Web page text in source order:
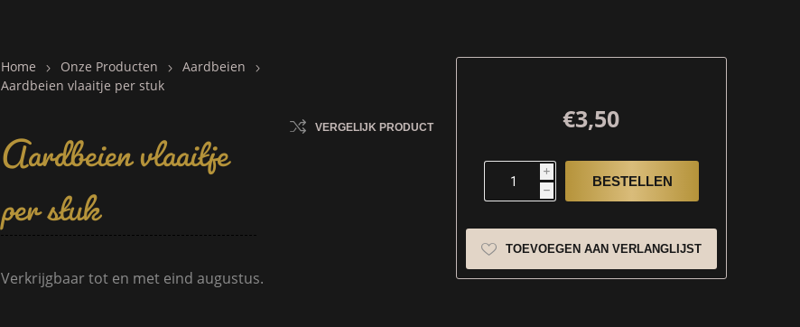
Home Onze Producten
Aardbeien
Aardbeien vlaaitje per stuk
Aardbeien vlaaitje
per stuk
VERGELIJK PRODUCT
Verkrijgbaar tot en met eind augustus.
€3,50
i
h
TOEVOEGEN AAN VERLANGLIJST